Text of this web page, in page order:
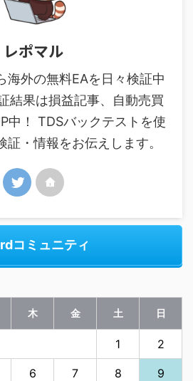
レポマル
海外の無料EAを日々検証中
結果は損益記事、自動売買
中！ TDSバックテストを使
証・情報をお伝えします。
コミュニティ
木 金 土 日
1 2
6 7 8 9